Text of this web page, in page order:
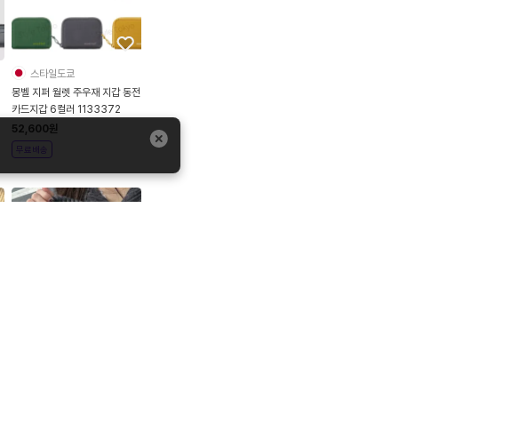
스타일도쿄
몽벨 지퍼 월렛 주우재 지갑 동전
카드지갑 6컬러 1133372
52,600원
무료배송